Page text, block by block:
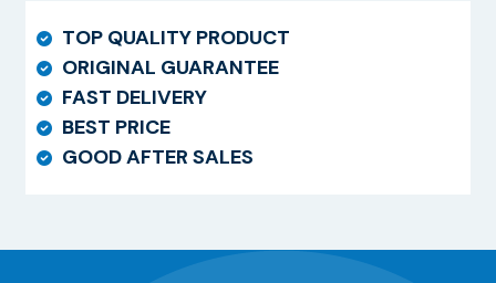
TOP QUALITY PRODUCT
ORIGINAL GUARANTEE
FAST DELIVERY
BEST PRICE
GOOD AFTER SALES